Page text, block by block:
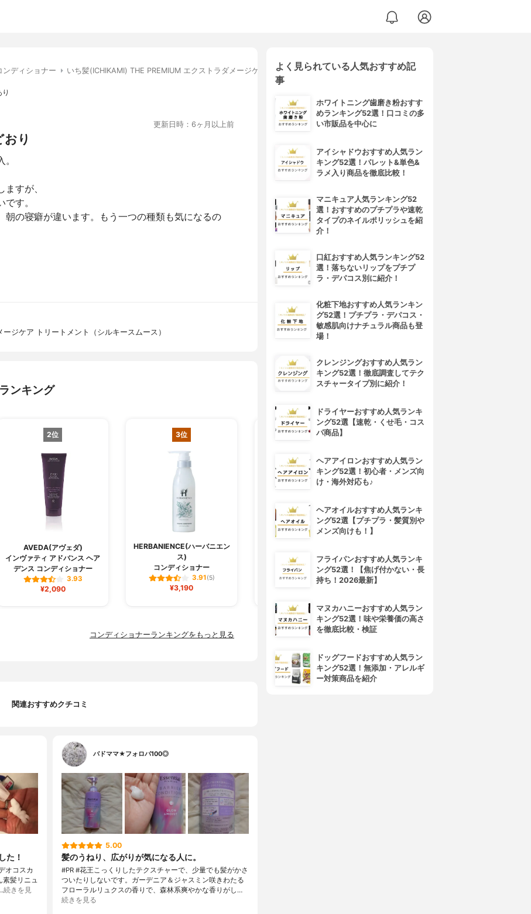
ンディショナー いち髪(ICHIKAMI) THE PREMIUM エクストラダメージケア トリートメント（シルキースムース）
更新日時：6ヶ月以上前
り
すが、
す。
朝の寝癖が違います。もう一つの種類も気になるの
ジケア トリートメント（シルキースムース）
ンキング
2位
AVEDA(アヴェダ)
インヴァティ アドバンス ヘア
デンス コンディショナー
3.93
¥2,090
3位
HERBANIENCE(ハーバニエン
ス)
コンディショナー
3.91(5)
¥3,190
4位
ディープモイスト ヘアトリー
トメント2.0
3.89(7)
リバイタライズコンディショナ
コンディショナーランキングをもっと見る
関連おすすめクチコミ
た！
オコスカ
素髪リニュ
続きを見
バドママ★フォロバ100◎
5.00
髪のうねり、広がりが気になる人に。
#PR #花王こっくりしたテクスチャーで、少量でも髪がかさ
ついたりしないです。ガーデニア＆ジャスミン咲きわたる
フローラルリュクスの香りで、森林系爽やかな香りがし…
続きを見る
よく見られている人気おすすめ記
事
ホワイトニング歯磨き粉おすす
めランキング52選！口コミの多
い市販品を中心に
アイシャドウおすすめ人気ラン
キング52選！パレット&単色&
ラメ入り商品を徹底比較！
マニキュア人気ランキング52
選！おすすめのプチプラや速乾
タイプのネイルポリッシュを紹
介！
口紅おすすめ人気ランキング52
選！落ちないリップをプチプ
ラ・デパコス別に紹介！
化粧下地おすすめ人気ランキン
グ52選！プチプラ・デパコス・
敏感肌向けナチュラル商品も登
場！
クレンジングおすすめ人気ラン
キング52選！徹底調査してテク
スチャータイプ別に紹介！
ドライヤーおすすめ人気ランキ
ング52選【速乾・くせ毛・コス
パ商品】
ヘアアイロンおすすめ人気ラン
キング52選！初心者・メンズ向
け・海外対応も♪
ヘアオイルおすすめ人気ランキ
ング52選【プチプラ・髪質別や
メンズ向けも！】
フライパンおすすめ人気ランキ
ング52選！【焦げ付かない・長
持ち！2026最新】
マヌカハニーおすすめ人気ラン
キング52選！味や栄養価の高さ
を徹底比較・検証
ドッグフードおすすめ人気ラン
キング52選！無添加・アレルギ
ー対策商品を紹介